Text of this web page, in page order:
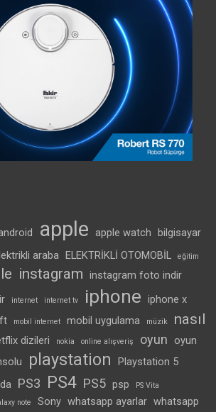
apple apple watch bilgisayar
araba ELEKTRİKLİ OTOMOBİL eğitim
instagram instagram foto indir
internet internet tv iphone iphone x
mobil internet mobil uygulama müzik
nasıl
dizileri nokia online alışveriş oyun
oyun
playstation
Playstation 5
PS3 PS4 PS5 psp PS Vita
note Sony whatsapp ayarlar whatsapp